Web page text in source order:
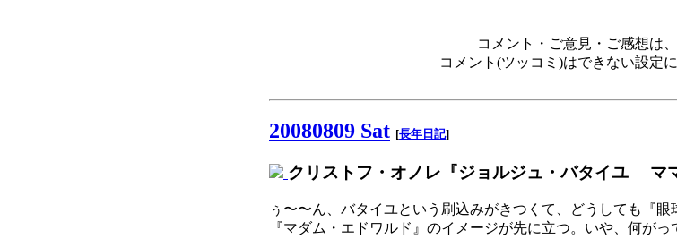
コメント・ご意見・ご感想は、
コメント(ツッコミ)はできない設定
20080809 Sat [長年日記]
クリストフ・オノレ『ジョルジュ・バタイユ マ
ぅ〜〜ん、バタイユという刷込みがきつくて、どうしても『眼
『マダム・エドワルド』のイメージが先に立つ。いや、何がっ